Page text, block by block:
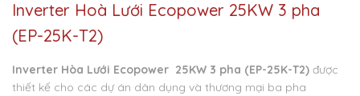
Inverter Hoà Lưới Ecopower 25KW 3 pha
(EP-25K-T2)
Inverter Hòa Lưới Ecopower 25KW 3 pha (EP-25K-T2) được
thiết kế cho các dự án dân dụng và thương mại ba pha